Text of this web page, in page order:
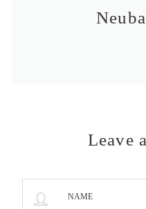
Leave
NAME